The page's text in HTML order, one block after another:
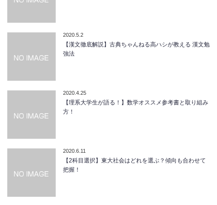
2020.5.2
【漢文徹底解説】古典ちゃんねる高ハシが教える 漢文勉
強法
2020.4.25
【理系大学生が語る！】数学オススメ参考書と取り組み
方！
2020.6.11
【2科目選択】東大社会はどれを選ぶ？傾向も合わせて
把握！